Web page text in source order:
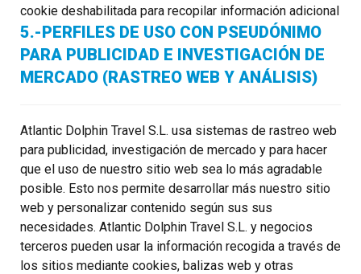
cookie deshabilitada para recopilar información adicional
5.-PERFILES DE USO CON PSEUDÓNIMO
PARA PUBLICIDAD E INVESTIGACIÓN DE
MERCADO (RASTREO WEB Y ANÁLISIS)
Atlantic Dolphin Travel S.L. usa sistemas de rastreo web
para publicidad, investigación de mercado y para hacer
que el uso de nuestro sitio web sea lo más agradable
posible. Esto nos permite desarrollar más nuestro sitio
web y personalizar contenido según sus sus
necesidades. Atlantic Dolphin Travel S.L. y negocios
terceros pueden usar la información recogida a través de
los sitios mediante cookies, balizas web y otras